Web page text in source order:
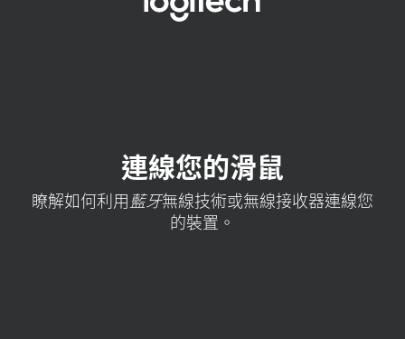
連線您的滑鼠
瞭解如何利用藍牙無線技術或無線接收器連線您
的裝置。